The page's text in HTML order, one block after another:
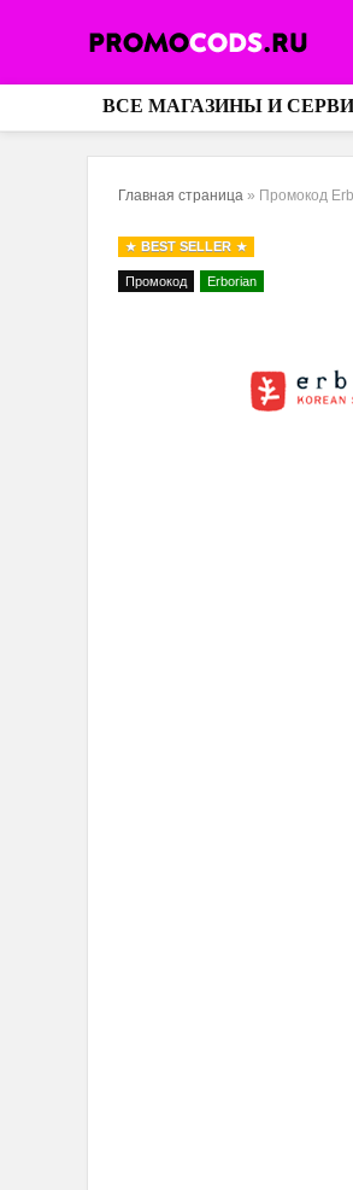
ВСЕ МАГАЗИНЫ И
Главная страница » Промокод
BEST SELLER
Промокод Erborian